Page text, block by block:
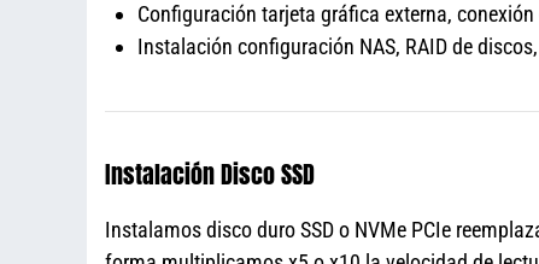
Configuración tarjeta gráfica externa,
Instalación configuración NAS, RAID de
Instalación Disco SSD
Instalamos disco duro SSD o NVMe PCIe